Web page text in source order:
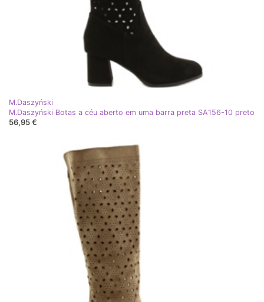
M.Daszyński
M.Daszyński Botas a céu aberto em uma barra preta SA156-10 preto
56,95 €